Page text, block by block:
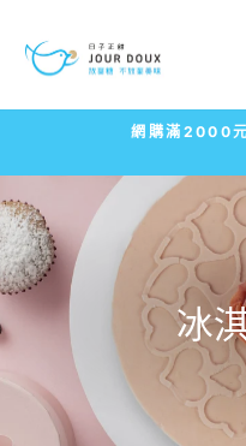
網購滿2000元
冰